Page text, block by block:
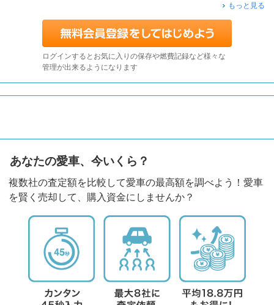
もっと見る
ログインするとお気に入りの保存や燃費記録など様々な
管理が出来るようになります
あなたの愛車、今いくら？
複数社の査定額を比較して愛車の最高額を調べよう！愛車
を賢く売却して、購入資金にしませんか？